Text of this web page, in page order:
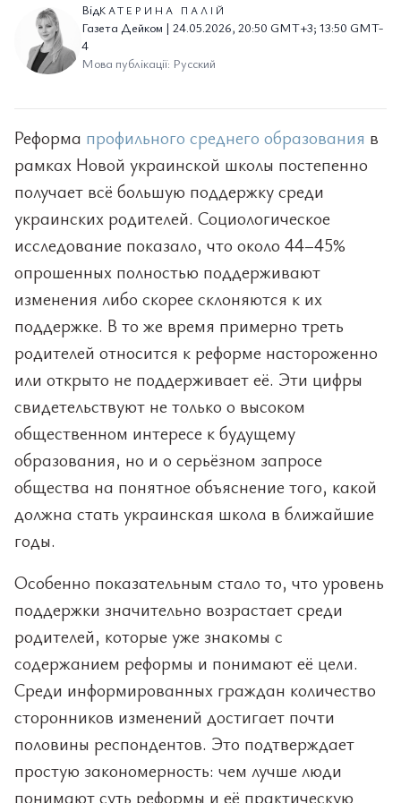
ВідКАТЕРИНА ПАЛІЙ
Газета Дейком | 24.05.2026, 20:50 GMT+3; 13:50 GMT-
4
Мова публікації: Русский
Реформа профильного среднего образования в
рамках Новой украинской школы постепенно
получает всё большую поддержку среди
украинских родителей. Социологическое
исследование показало, что около 44–45%
опрошенных полностью поддерживают
изменения либо скорее склоняются к их
поддержке. В то же время примерно треть
родителей относится к реформе настороженно
или открыто не поддерживает её. Эти цифры
свидетельствуют не только о высоком
общественном интересе к будущему
образования, но и о серьёзном запросе
общества на понятное объяснение того, какой
должна стать украинская школа в ближайшие
годы.
Особенно показательным стало то, что уровень
поддержки значительно возрастает среди
родителей, которые уже знакомы с
содержанием реформы и понимают её цели.
Среди информированных граждан количество
сторонников изменений достигает почти
половины респондентов. Это подтверждает
простую закономерность: чем лучше люди
понимают суть реформы и её практическую